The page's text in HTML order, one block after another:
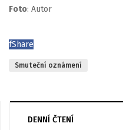
Foto: Autor
fShare
Smuteční oznámení
DENNÍ ČTENÍ